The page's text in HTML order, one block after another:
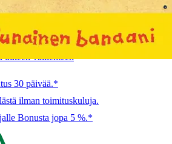
Jos tuotetiedoissa on puutteita tai niitä
palautetta.
uuteen välilehteen
30 päivää.*
ilman toimituskuluja.
Bonusta jopa 5 %.*